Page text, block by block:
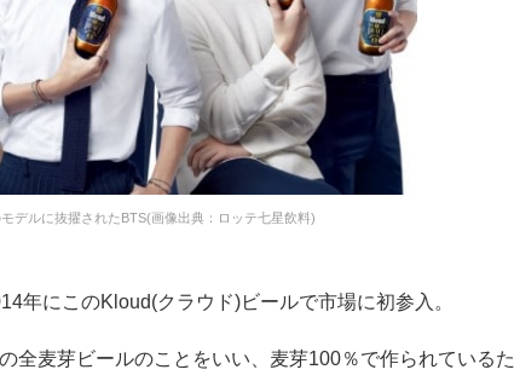
モデルに抜擢されたBTS(画像出典：ロッテ七星飲料)
年にこのKloud(クラウド)ビールで市場に初参入。
全麦芽ビールのことをいい、麦芽100％で作られているた